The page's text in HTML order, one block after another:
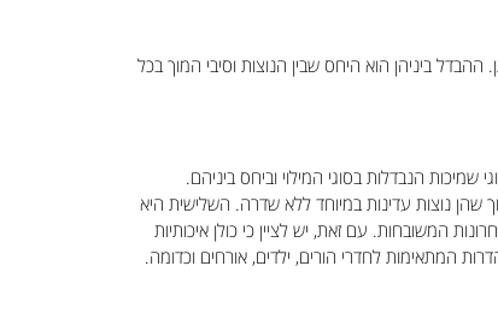
ביניהן הוא היחס שבין הנוצות וסיבי המוך בכל
הנבדלות בסוגי המילוי וביחס ביניהם.
אווז גדולות עם שדרה קשה. השנייה מילוי של 50% פלומת אווז המכילה נוצות עדינות במיוחד ללא שדרה ו50% סיבי מוך שהן נוצות עדינות במיוחד ללא שדרה. השלישית היא
המשובחות. עם זאת, יש לציין כי כולן איכותיות
המתאימות לחדרי הורים, ילדים, אורחים וכדומה.